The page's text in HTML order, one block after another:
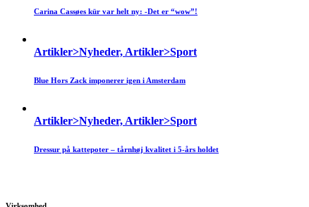
Carina Cassøes kür var helt ny: -Det er “wow”!
Artikler>Nyheder, Artikler>Sport
Blue Hors Zack imponerer igen i Amsterdam
Artikler>Nyheder, Artikler>Sport
Dressur på kattepoter – tårnhøj kvalitet i 5-års holdet